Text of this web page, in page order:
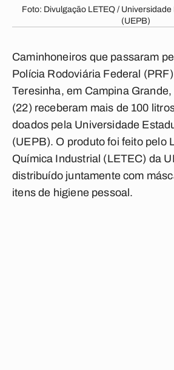
Foto: Divulgação LETEQ /
(UEPB)
Caminhoneiros que passaram
Polícia Rodoviária Federal
Teresinha, em Campina
(22) receberam mais de 100
doados pela Universidade
(UEPB). O produto foi feito pelo
Química Industrial (LETEC) da
distribuído juntamente com
itens de higiene pessoal.